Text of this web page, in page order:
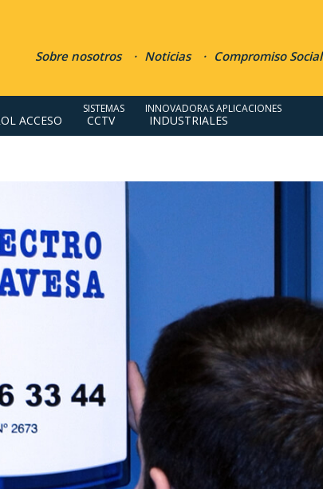
Sobre nosotros Noticias Compromiso Social
ACCESO
SISTEMAS
CCTV
INNOVADORAS APLICACIONES
INDUSTRIALES